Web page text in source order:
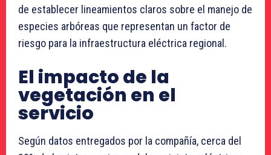
de establecer lineamientos claros sobre el manejo de
especies arbóreas que representan un factor de
riesgo para la infraestructura eléctrica regional.
El impacto de la
vegetación en el
servicio
Según datos entregados por la compañía, cerca del